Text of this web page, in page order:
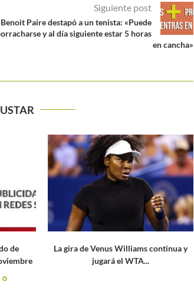
Siguiente post
Benoit Paire destapó a un tenista: «Puede
y al día siguiente estar 5 horas
en cancha»
y
Qinwen Zheng vuelve a su mejor
versión en el Miami...